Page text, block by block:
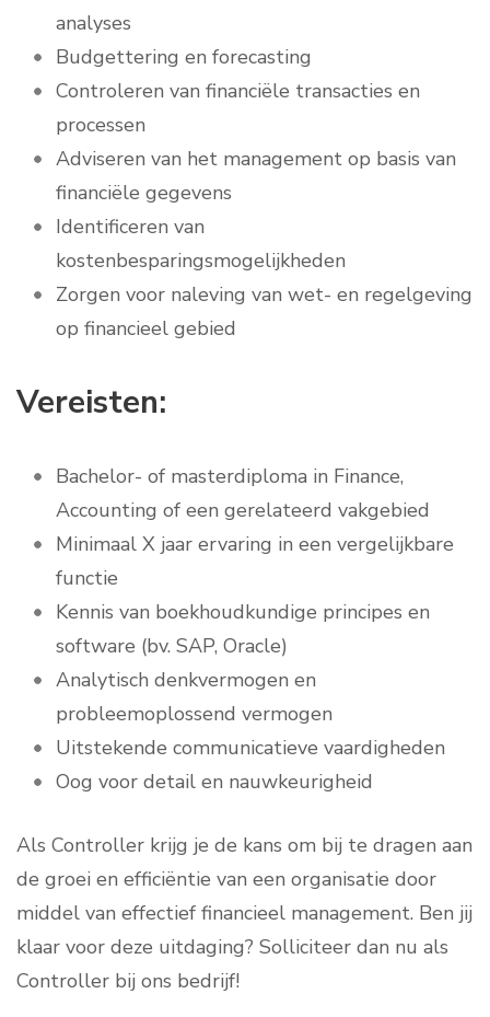
analyses
Budgettering en forecasting
Controleren van financiële transacties en
processen
Adviseren van het management op basis van
financiële gegevens
Identificeren van
kostenbesparingsmogelijkheden
Zorgen voor naleving van wet- en regelgeving
op financieel gebied
Vereisten:
Bachelor- of masterdiploma in Finance,
Accounting of een gerelateerd vakgebied
Minimaal X jaar ervaring in een vergelijkbare
functie
Kennis van boekhoudkundige principes en
software (bv. SAP, Oracle)
Analytisch denkvermogen en
probleemoplossend vermogen
Uitstekende communicatieve vaardigheden
Oog voor detail en nauwkeurigheid
Als Controller krijg je de kans om bij te dragen aan
de groei en efficiëntie van een organisatie door
middel van effectief financieel management. Ben jij
klaar voor deze uitdaging? Solliciteer dan nu als
Controller bij ons bedrijf!